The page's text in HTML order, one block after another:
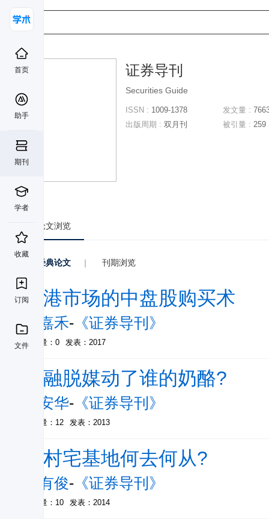
首页
助手
期刊
学者
收藏
订阅
文件
证券导刊
Securities Guide
ISSN : 1009-1378
出版周期 : 双月刊
发文量 :
被引量 : 259
论文浏览
经典论文 | 刊期浏览
香港市场的中盘股购买术
陈嘉禾- 《证券导刊》
被引量：0 发表：2017
金融脱媒动了谁的奶酪?
丁安华- 《证券导刊》
被引量：12 发表：2013
农村宅基地何去何从?
徐有俊- 《证券导刊》
被引量：10 发表：2014